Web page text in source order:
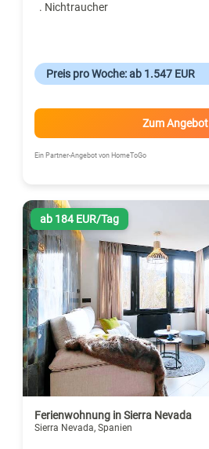
. Nichtraucher
Preis pro Woche: ab 1.547 EUR
Zum Angebot
Ein Partner-Angebot von HomeToGo
ab 184 EUR/Tag
Ferienwohnung in Sierra Nevada
Sierra Nevada, Spanien